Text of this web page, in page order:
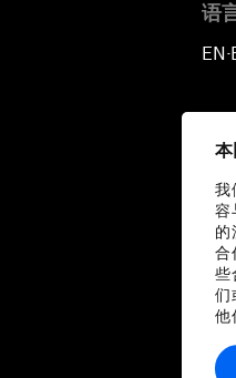
我
容
的
合
些
们
他
语
EN ▪